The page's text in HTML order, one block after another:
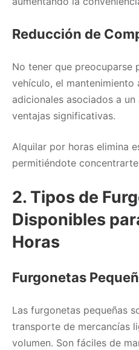
Reducción de
No tener que preocuparse
vehículo, el
adicionales asociados a
ventajas significativas.
Alquilar por horas elimina
permitiéndote
2. Tipos de
Disponibles
Horas
Furgonetas
Las furgonetas pequeñas
transporte de mercancías
volumen. Son fáciles de